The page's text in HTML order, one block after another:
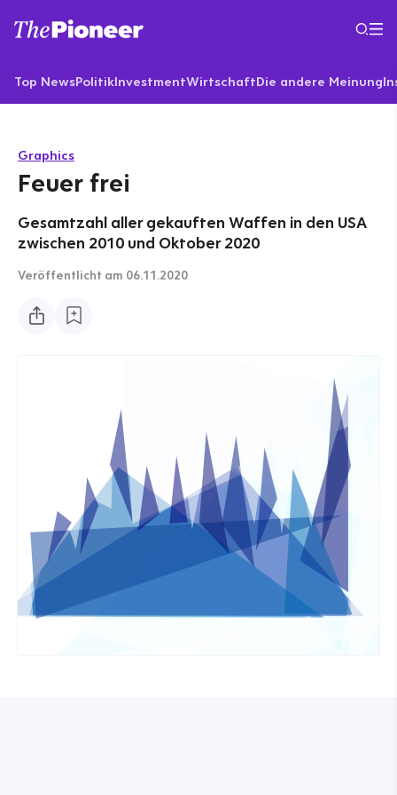
Top NewsPolitikInvestmentWirtschaftDie andere Meinung
Graphics
Feuer frei
Gesamtzahl aller gekauften Waffen in den USA
zwischen 2010 und Oktober 2020
Veröffentlicht am 06.11.2020